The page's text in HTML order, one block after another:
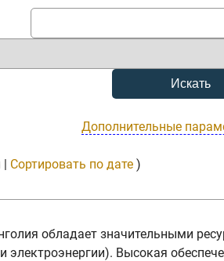
Дополнительные
| Сортировать по дате )
обладает значительными
электроэнергии). Высокая